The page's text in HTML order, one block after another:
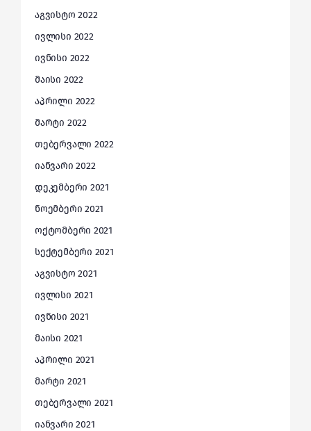
აგვისტო 2022
ივლისი 2022
ივნისი 2022
მაისი 2022
აპრილი 2022
მარტი 2022
თებერვალი 2022
იანვარი 2022
დეკემბერი 2021
ნოემბერი 2021
ოქტომბერი 2021
სექტემბერი 2021
აგვისტო 2021
ივლისი 2021
ივნისი 2021
მაისი 2021
აპრილი 2021
მარტი 2021
თებერვალი 2021
იანვარი 2021